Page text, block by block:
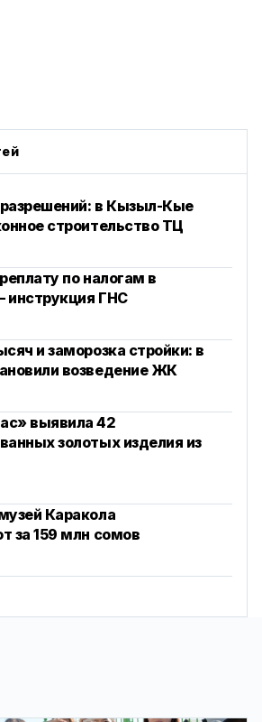
разрешений: в Кызыл-Кые
строительство ТЦ
по налогам в
инструкция ГНС
и заморозка стройки: в
возведение ЖК
выявила 42
золотых изделия из
Каракола
за 159 млн сомов